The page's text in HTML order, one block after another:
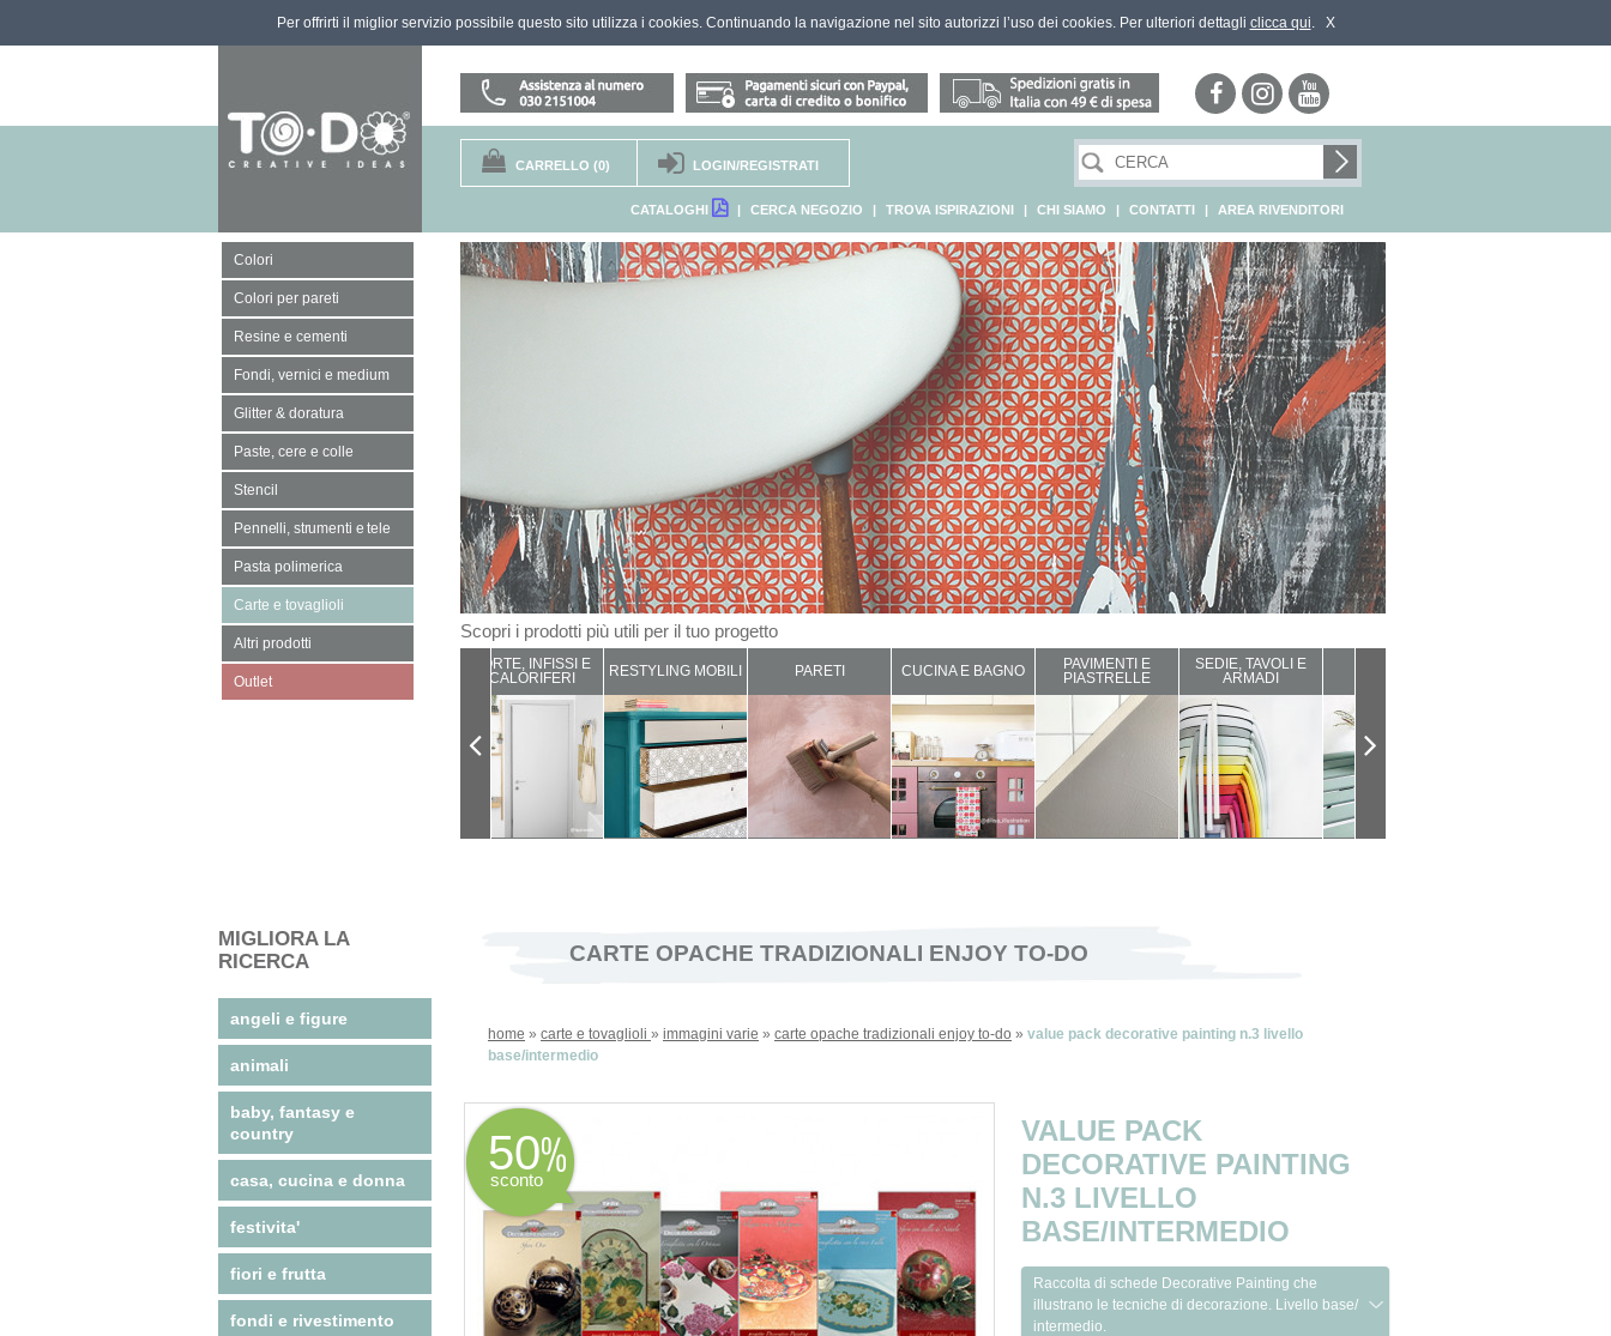
Per offrirti il miglior servizio possibile questo sito utilizza i cookies. Continuando la navigazione nel sito autorizzi l’uso dei cookies. Per ulteriori dettagli clicca qui. X
CARRELLO (0) LOGIN/REGISTRATI
CATALOGHI | CERCA NEGOZIO | TROVA ISPIRAZIONI | CHI SIAMO | CONTATTI | AREA RIVENDITORI
Colori
Colori per pareti
Resine e cementi
Fondi, vernici e medium
Glitter & doratura
Paste, cere e colle
Stencil
Pennelli, strumenti e tele
Pasta polimerica
Carte e tovaglioli
Altri prodotti
Outlet
Scopri i prodotti più utili per il tuo progetto
PORTE, INFISSI E
CALORIFERI
RESTYLING MOBILI PARETI CUCINA E BAGNO
PAVIMENTI E
PIASTRELLE
SEDIE, TAVOLI E
ARMADI
MIGLIORA LA
RICERCA
angeli e figure
animali
baby, fantasy e
country
casa, cucina e donna
festivita'
fiori e frutta
fondi e rivestimento
CARTE OPACHE TRADIZIONALI ENJOY TO-DO
home » carte e tovaglioli » immagini varie » carte opache tradizionali enjoy to-do » value pack decorative painting n.3 livello
base/intermedio
50
sconto
VALUE PACK
DECORATIVE PAINTING
N.3 LIVELLO
BASE/INTERMEDIO
Raccolta di schede Decorative Painting che
illustrano le tecniche di decorazione. Livello base/
intermedio.